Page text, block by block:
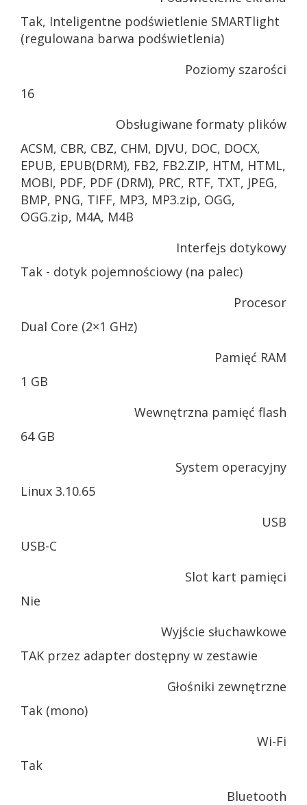
Tak, Inteligentne podświetlenie SMARTlight
(regulowana barwa podświetlenia)
Poziomy szarości
16
Obsługiwane formaty plików
ACSM, CBR, CBZ, CHM, DJVU, DOC, DOCX,
EPUB, EPUB(DRM), FB2, FB2.ZIP, HTM, HTML,
MOBI, PDF, PDF (DRM), PRC, RTF, TXT, JPEG,
BMP, PNG, TIFF, MP3, MP3.zip, OGG,
OGG.zip, M4A, M4B
Interfejs dotykowy
Tak - dotyk pojemnościowy (na palec)
Procesor
Dual Core (2×1 GHz)
Pamięć RAM
1 GB
Wewnętrzna pamięć flash
64 GB
System operacyjny
Linux 3.10.65
USB
USB-C
Slot kart pamięci
Nie
Wyjście słuchawkowe
TAK przez adapter dostępny w zestawie
Głośniki zewnętrzne
Tak (mono)
Wi-Fi
Tak
Bluetooth